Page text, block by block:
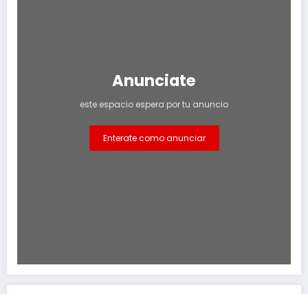
Anunciate
este espacio espera por tu anuncio
Enterate como anunciar